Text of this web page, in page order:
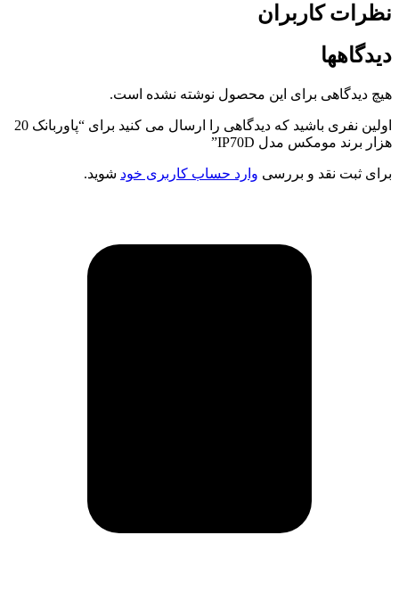
نظرات کاربران
دیدگاهها
هیچ دیدگاهی برای این محصول نوشته نشده است.
اولین نفری باشید که دیدگاهی را ارسال می کنید برای “پاوربانک 20
هزار برند مومکس مدل IP70D”
برای ثبت نقد و بررسی وارد حساب کاربری خود شوید.